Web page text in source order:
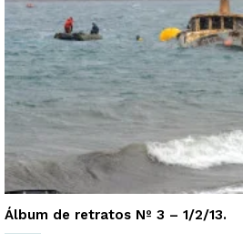
Álbum de retratos Nº 3 – 1/2/13.